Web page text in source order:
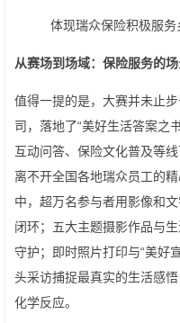
体现瑞众保险积极服
从赛场到场域：保险服务的
值得一提的是，大赛并未止
司，落地了“美好生活答案之
互动问答、保险文化普及等
离不开全国各地瑞众员工的
中，超万名参与者用影像和
闭环；五大主题摄影作品与
守护；即时照片打印与“美好
头采访捕捉最真实的生活感
化学反应。